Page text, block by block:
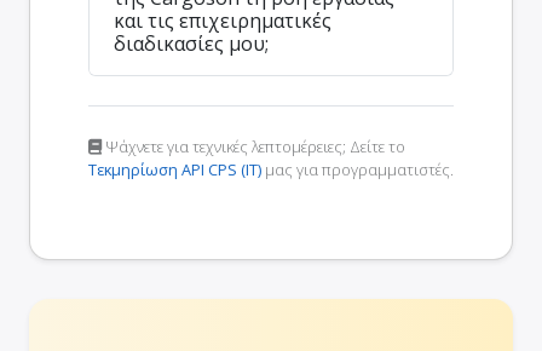
και τις επιχειρηματικές
διαδικασίες μου;
Ψάχνετε για τεχνικές λεπτομέρειες; Δείτε το
Τεκμηρίωση API CPS (IT) μας για προγραμματιστές.